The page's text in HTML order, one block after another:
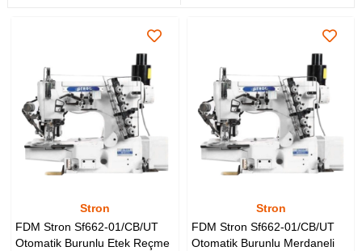
Stron
FDM Stron Sf662-01/CB/UT
Otomatik Burunlu Etek Reçme
Stron
FDM Stron Sf662-01/CB/UT
Otomatik Burunlu Merdaneli